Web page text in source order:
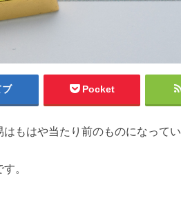
ブ Pocket
もはや当たり前のものになってい
。